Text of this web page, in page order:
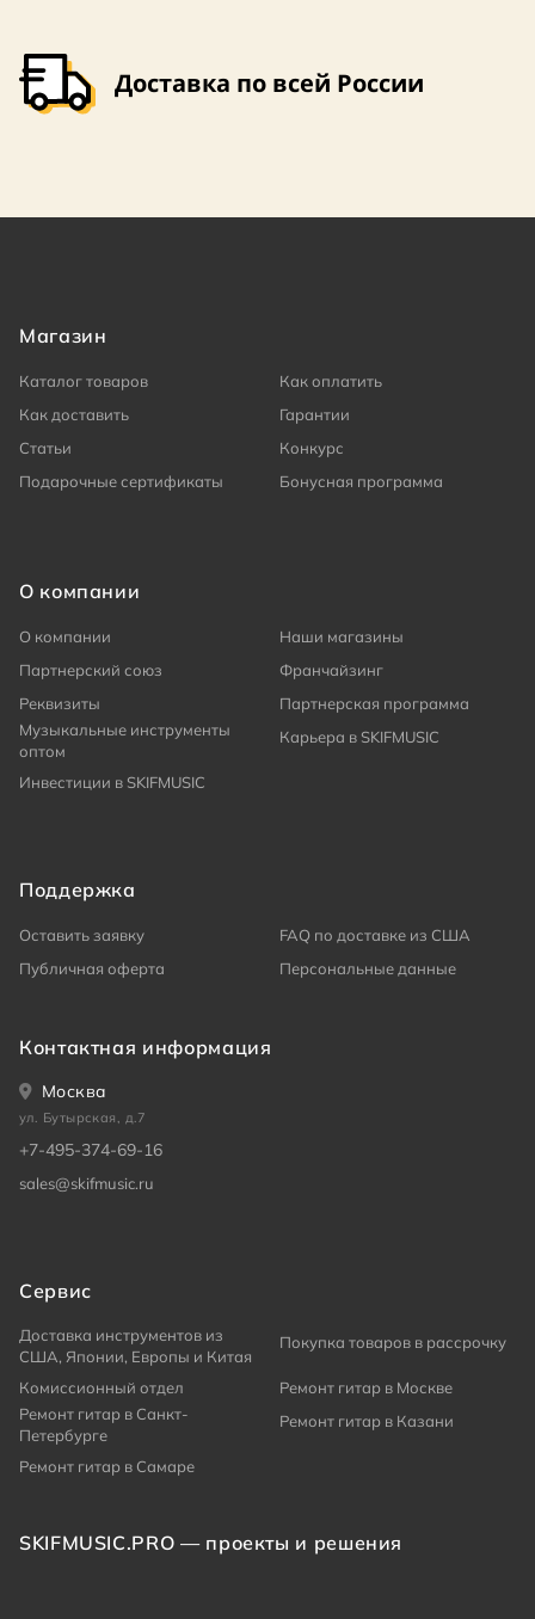
Доставка по всей России
Магазин
Каталог товаров
Как оплатить
Как доставить
Гарантии
Статьи
Конкурс
Подарочные сертификаты
Бонусная программа
О компании
О компании
Наши магазины
Партнерский союз
Франчайзинг
Реквизиты
Партнерская программа
Музыкальные инструменты
оптом
Карьера в SKIFMUSIC
Инвестиции в SKIFMUSIC
Поддержка
Оставить заявку
FAQ по доставке из США
Публичная оферта
Персональные данные
Контактная информация
Москва
ул. Бутырская, д.7
+7-495-374-69-16
sales@skifmusic.ru
Сервис
Доставка инструментов из
США, Японии, Европы и Китая
Покупка товаров в рассрочку
Комиссионный отдел
Ремонт гитар в Москве
Ремонт гитар в Санкт-
Петербурге
Ремонт гитар в Казани
Ремонт гитар в Самаре
SKIFMUSIC.PRO — проекты и решения